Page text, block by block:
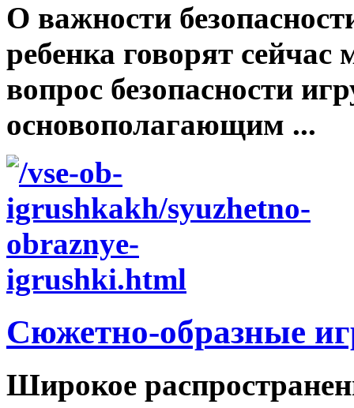
О важности
ребенка говорят
вопрос безопасности
основополагающим ...
Сюжетно-образные
Широкое